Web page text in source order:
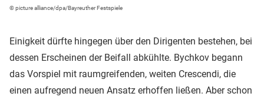
© picture alliance/dpa/Bayreuther Festspiele
Einigkeit dürfte hingegen über den Dirigenten bestehen, bei
dessen Erscheinen der Beifall abkühlte. Bychkov begann
das Vorspiel mit raumgreifenden, weiten Crescendi, die
einen aufregend neuen Ansatz erhoffen ließen. Aber schon